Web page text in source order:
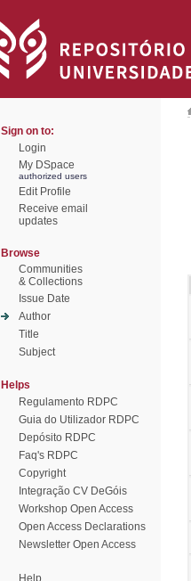
Sign on to:
Login
My DSpace
authorized users
Edit Profile
Receive email
updates
Browse
Communities
& Collections
Issue Date
Author
Title
Subject
Helps
Regulamento RDPC
Guia do Utilizador RDPC
Depósito RDPC
Faq's RDPC
Copyright
Integração CV DeGóis
Workshop Open Access
Open Access Declarations
Newsletter Open Access
Help